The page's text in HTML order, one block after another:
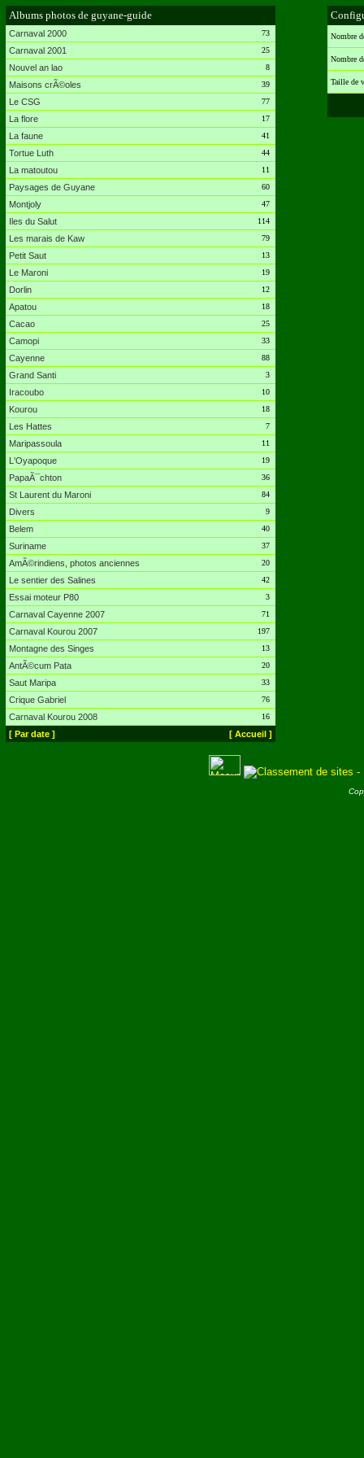
Albums photos de guyane-guide
Carnaval 2000 73
Carnaval 2001 25
Nouvel an lao 8
Maisons crÃ©oles 39
Le CSG 77
La flore 17
La faune 41
Tortue Luth 44
La matoutou 11
Paysages de Guyane 60
Montjoly 47
Iles du Salut 114
Les marais de Kaw 79
Petit Saut 13
Le Maroni 19
Dorlin 12
Apatou 18
Cacao 25
Camopi 33
Cayenne 88
Grand Santi 3
Iracoubo 10
Kourou 18
Les Hattes 7
Maripassoula 11
L'Oyapoque 19
PapaÃ¯chton 36
St Laurent du Maroni 84
Divers 9
Belem 40
Suriname 37
AmÃ©rindiens, photos anciennes 20
Le sentier des Salines 42
Essai moteur P80 3
Carnaval Cayenne 2007 71
Carnaval Kourou 2007 197
Montagne des Singes 13
AntÃ©cum Pata 20
Saut Maripa 33
Crique Gabriel 76
Carnaval Kourou 2008 16
[ Par date ] [ Accueil ]
Nombre
Nombre
Taille de